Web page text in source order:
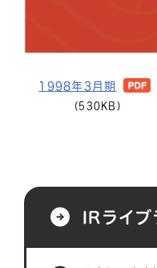
1998年3月期
(530KB)
IRライブ